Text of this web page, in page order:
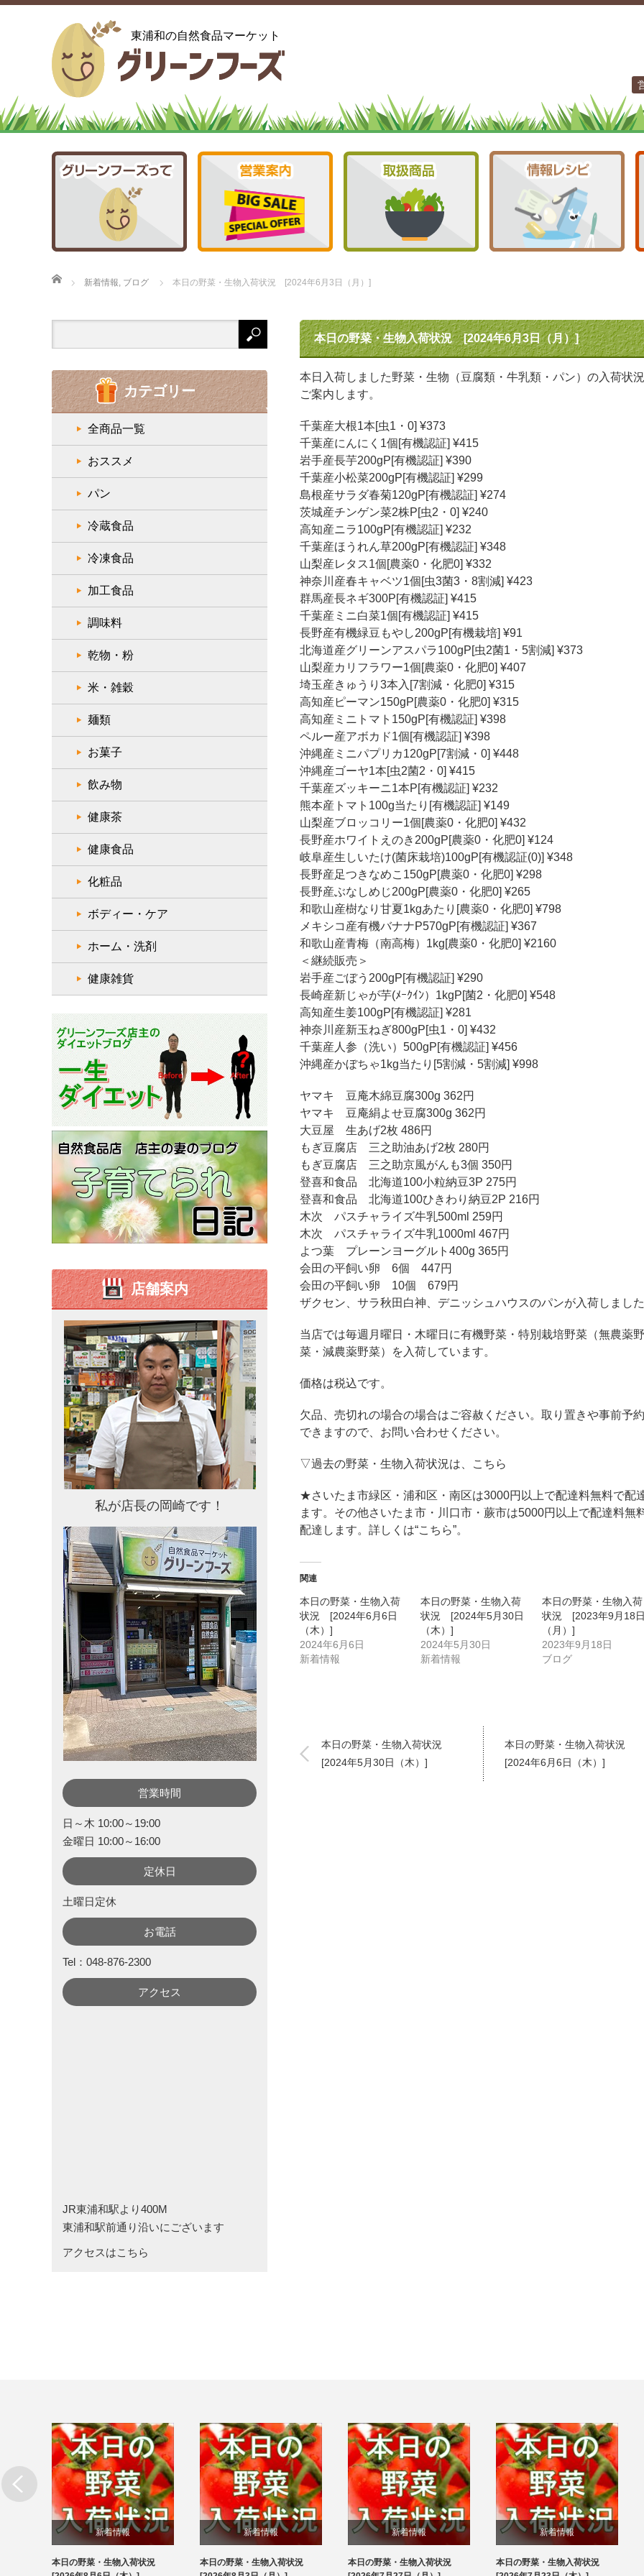
東浦和の自然食品マーケット
ホーム
新着情報, ブログ 本日の野菜・生物入荷状況 [2024年6月3日（月）]
本日の野菜・生物入荷状況 [2024年6月3日（月）]
本日入荷しました野菜・生物（豆腐類・牛乳類・パン）の入荷状
ご案内します。
千葉産大根1本[虫1・0] ¥373
千葉産にんにく1個[有機認証] ¥415
岩手産長芋200gP[有機認証] ¥390
千葉産小松菜200gP[有機認証] ¥299
島根産サラダ春菊120gP[有機認証] ¥274
茨城産チンゲン菜2株P[虫2・0] ¥240
高知産ニラ100gP[有機認証] ¥232
千葉産ほうれん草200gP[有機認証] ¥348
山梨産レタス1個[農薬0・化肥0] ¥332
神奈川産春キャベツ1個[虫3菌3・8割減] ¥423
群馬産長ネギ300P[有機認証] ¥415
千葉産ミニ白菜1個[有機認証] ¥415
長野産有機緑豆もやし200gP[有機栽培] ¥91
北海道産グリーンアスパラ100gP[虫2菌1・5割減] ¥373
山梨産カリフラワー1個[農薬0・化肥0] ¥407
埼玉産きゅうり3本入[7割減・化肥0] ¥315
高知産ピーマン150gP[農薬0・化肥0] ¥315
高知産ミニトマト150gP[有機認証] ¥398
ペルー産アボカド1個[有機認証] ¥398
沖縄産ミニパプリカ120gP[7割減・0] ¥448
沖縄産ゴーヤ1本[虫2菌2・0] ¥415
千葉産ズッキーニ1本P[有機認証] ¥232
熊本産トマト100g当たり[有機認証] ¥149
山梨産ブロッコリー1個[農薬0・化肥0] ¥432
長野産ホワイトえのき200gP[農薬0・化肥0] ¥124
岐阜産生しいたけ(菌床栽培)100gP[有機認証(0)] ¥348
長野産足つきなめこ150gP[農薬0・化肥0] ¥298
長野産ぶなしめじ200gP[農薬0・化肥0] ¥265
和歌山産樹なり甘夏1kgあたり[農薬0・化肥0] ¥798
メキシコ産有機バナナP570gP[有機認証] ¥367
和歌山産青梅（南高梅）1kg[農薬0・化肥0] ¥2160
＜継続販売＞
岩手産ごぼう200gP[有機認証] ¥290
長崎産新じゃが芋(ﾒｰｸｲﾝ）1kgP[菌2・化肥0] ¥548
高知産生姜100gP[有機認証] ¥281
神奈川産新玉ねぎ800gP[虫1・0] ¥432
千葉産人参（洗い）500gP[有機認証] ¥456
沖縄産かぼちゃ1kg当たり[5割減・5割減] ¥998
ヤマキ 豆庵木綿豆腐300g 362円
ヤマキ 豆庵絹よせ豆腐300g 362円
大豆屋 生あげ2枚 486円
もぎ豆腐店 三之助油あげ2枚 280円
もぎ豆腐店 三之助京風がんも3個 350円
登喜和食品 北海道100小粒納豆3P 275円
登喜和食品 北海道100ひきわり納豆2P 216円
木次 パスチャライズ牛乳500ml 259円
木次 パスチャライズ牛乳1000ml 467円
よつ葉 プレーンヨーグルト400g 365円
会田の平飼い卵 6個 447円
会田の平飼い卵 10個 679円
ザクセン、サラ秋田白神、デニッシュハウスのパンが入荷しまし
当店では毎週月曜日・木曜日に有機野菜・特別栽培野菜（無農薬野
菜・減農薬野菜）を入荷しています。
価格は税込です。
欠品、売切れの場合の場合はご容赦ください。取り置きや事前予
できますので、お問い合わせください。
▽過去の野菜・生物入荷状況は、こちら
★さいたま市緑区・浦和区・南区は3000円以上で配達料無料で配
ます。その他さいたま市・川口市・蕨市は5000円以上で配達料無
配達します。詳しくは“こちら”。
関連
本日の野菜・生物入荷
状況 [2024年6月6日
（木）]
2024年6月6日
新着情報
本日の野菜・生物入荷
状況 [2024年5月30日
（木）]
2024年5月30日
新着情報
本日の野菜・生物入荷
状況 [2023年9月18
（月）]
2023年9月18日
ブログ
本日の野菜・生物入荷状況
[2024年5月30日（木）]
本日の野菜・生物入荷状況
[2024年6月6日（木）]
カテゴリー
全商品一覧
おススメ
パン
冷蔵食品
冷凍食品
加工食品
調味料
乾物・粉
米・雑穀
麺類
お菓子
飲み物
健康茶
健康食品
化粧品
ボディー・ケア
ホーム・洗剤
健康雑貨
店舗案内
私が店長の岡崎です！
営業時間
日～木 10:00～19:00
金曜日 10:00～16:00
定休日
土曜日定休
お電話
Tel：048-876-2300
アクセス
JR東浦和駅より400M
東浦和駅前通り沿いにございます
アクセスはこちら
新着情報
ブログ
本日の野菜・生物入荷状況
新着情報
ブログ
本日の野菜・生物入荷状況
新着情報
ブログ
本日の野菜・生物入荷状況
新着情報
ブログ
本日の野菜・生物入荷状況